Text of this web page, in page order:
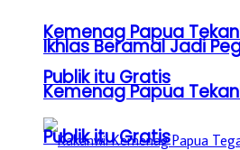
Kemenag Papua
Publik itu Gratis
Ikhlas Beramal Jadi
Kemenag Papua
Publik itu Gratis